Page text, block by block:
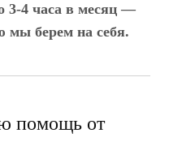
3-4 часа в месяц —
мы берем на себя.
помощь от